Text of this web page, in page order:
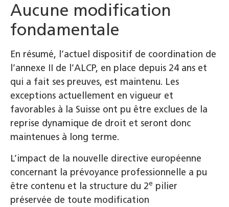
Aucune modification
fondamentale
En résumé, l’actuel dispositif de coordination de
l’annexe II de l’ALCP, en place depuis 24 ans et
qui a fait ses preuves, est maintenu. Les
exceptions actuellement en vigueur et
favorables à la Suisse ont pu être exclues de la
reprise dynamique de droit et seront donc
maintenues à long terme.
L’impact de la nouvelle directive européenne
concernant la prévoyance professionnelle a pu
être contenu et la structure du 2e pilier
préservée de toute modification